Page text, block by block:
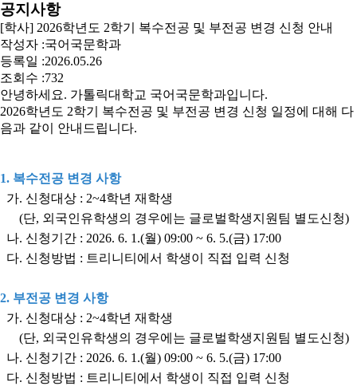
공지사항
[학사] 2026학년도 2학기 복수전공 및 부전공 변경 신청 안내
작성자 :국어국문학과
등록일 :2026.05.26
조회수 :732
안녕하세요. 가톨릭대학교 국어국문학과입니다.
2026학년도 2학기 복수전공 및 부전공 변경 신청 일정에 대해 다
음과 같이 안내드립니다.
1. 복수전공 변경 사항
가. 신청대상 : 2~4학년 재학생
(단, 외국인유학생의 경우에는 글로벌학생지원팀 별도신청)
나. 신청기간 : 2026. 6. 1.(월) 09:00 ~ 6. 5.(금) 17:00
다. 신청방법 : 트리니티에서 학생이 직접 입력 신청
2. 부전공 변경 사항
가. 신청대상 : 2~4학년 재학생
(단, 외국인유학생의 경우에는 글로벌학생지원팀 별도신청)
나. 신청기간 : 2026. 6. 1.(월) 09:00 ~ 6. 5.(금) 17:00
다. 신청방법 : 트리니티에서 학생이 직접 입력 신청